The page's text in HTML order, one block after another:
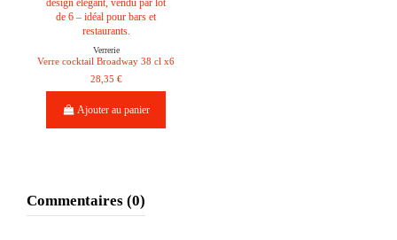
Verrerie
Verre cocktail Broadway 38 cl x6
28,35 €
Ajouter au panier
Commentaires (0)